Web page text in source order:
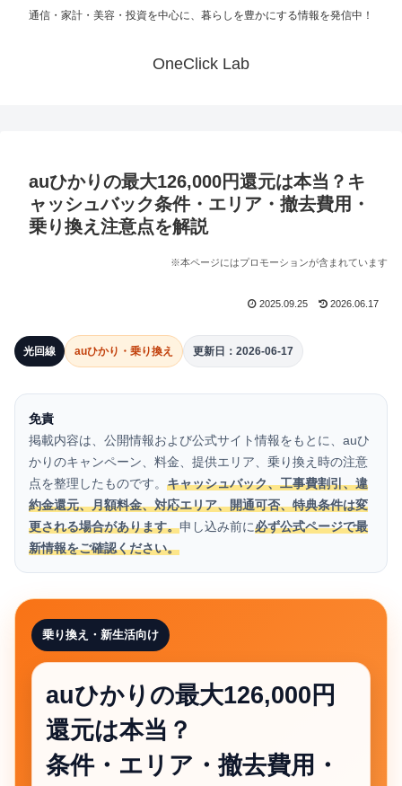
通信・家計・美容・投資を中心に、暮らしを豊かにする情報を発信中！
OneClick Lab
auひかりの最大126,000円還元は本当？キ
ャッシュバック条件・エリア・撤去費用・
乗り換え注意点を解説
※本ページにはプロモーションが含まれています
2025.09.25 2026.06.17
光回線 auひかり・乗り換え 更新日：2026-06-17
免責
掲載内容は、公開情報および公式サイト情報をもとに、auひ
かりのキャンペーン、料金、提供エリア、乗り換え時の注意
点を整理したものです。 キャッシュバック、工事費割引、違
約金還元、月額料金、対応エリア、開通可否、特典条件は変
更される場合があります。申し込み前に必ず公式ページで最
新情報をご確認ください。
乗り換え・新生活向け
auひかりの最大126,000円
還元は本当？
条件・エリア・撤去費用・